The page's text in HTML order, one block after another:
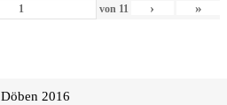
von 11 › »
Döben 2016